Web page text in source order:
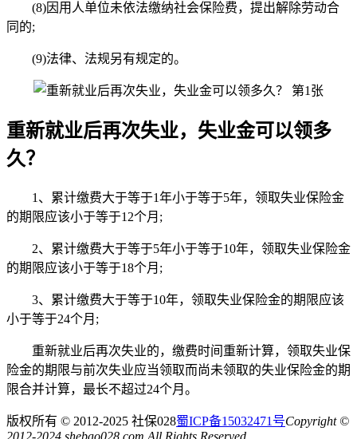
(8)因用人单位未依法缴纳社会保险费，提出解除劳动合
同的;
(9)法律、法规另有规定的。
重新就业后再次失业，失业金可以领多
久？
1、累计缴费大于等于1年小于等于5年，领取失业保险金
的期限应该小于等于12个月;
2、累计缴费大于等于5年小于等于10年，领取失业保险金
的期限应该小于等于18个月;
3、累计缴费大于等于10年，领取失业保险金的期限应该
小于等于24个月;
重新就业后再次失业的，缴费时间重新计算，领取失业保
险金的期限与前次失业应当领取而尚未领取的失业保险金的期
限合并计算，最长不超过24个月。
版权所有 © 2012-2025 社保028蜀ICP备15032471号Copyright ©
2012-2024 shebao028.com All Rights Reserved